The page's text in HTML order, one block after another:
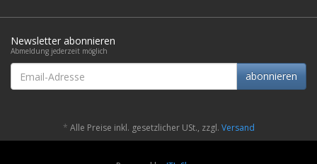
Newsletter abonnieren
Abmeldung jederzeit möglich
Email-
Adresse
abonnieren
* Alle Preise inkl. gesetzlicher USt., zzgl. Versand